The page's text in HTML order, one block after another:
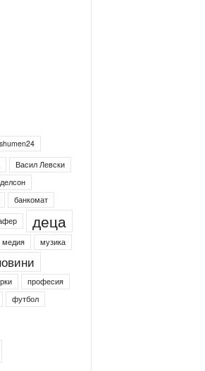
shumen24
Васил Левски
банкомат
деца
медия
музика
професия
футбол